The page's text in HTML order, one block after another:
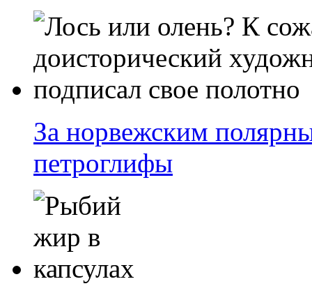
За норвежским
петроглифы